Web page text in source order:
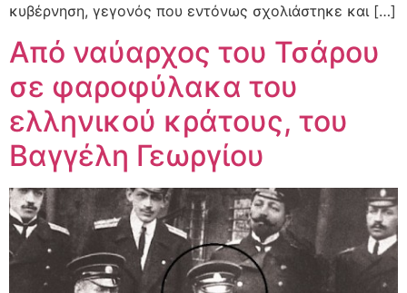
κυβέρνηση, γεγονός που εντόνως σχολιάστηκε και […]
Από ναύαρχος του Τσάρου
σε φαροφύλακα του
ελληνικού κράτους, του
Βαγγέλη Γεωργίου